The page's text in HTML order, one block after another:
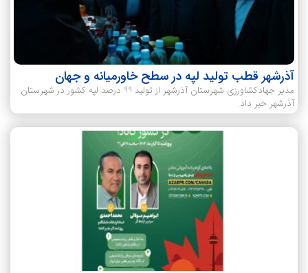
آذرشهر قطب تولید لپه در سطح خاورمیانه و جهان
مدیر جهادکشاورزی شهرستان آذرشهر از تولید ۹۹ درصد لپه کشور در شهرستان
آذرشهر خبر داد.